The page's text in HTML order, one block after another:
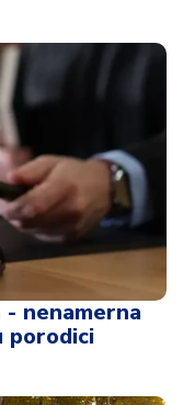
nenamerna
porodici